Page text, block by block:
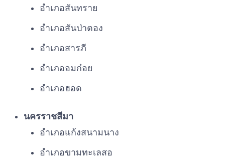
อำเภอสันทราย
อำเภอสันป่าตอง
อำเภอสารภี
อำเภออมก๋อย
อำเภอฮอด
นครราชสีมา
อำเภอแก้งสนามนาง
อำเภอขามทะเลสอ